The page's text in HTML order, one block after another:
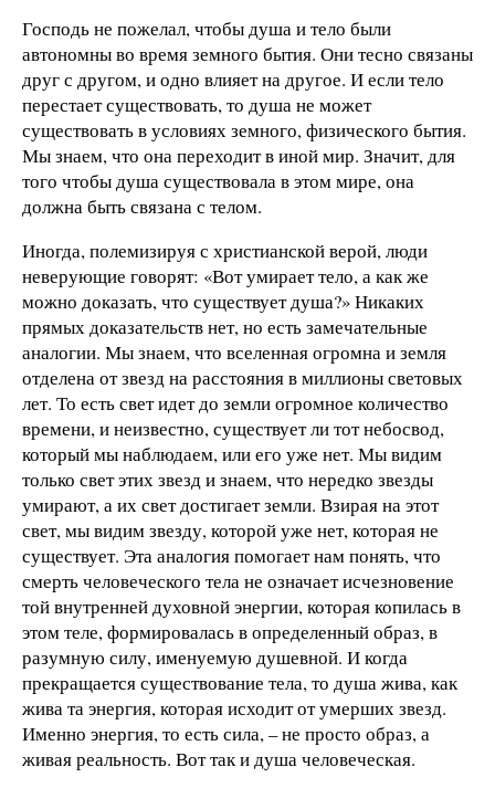
Господь не пожелал, чтобы душа и тело были
автономны во время земного бытия. Они тесно связаны
друг с другом, и одно влияет на другое. И если тело
перестает существовать, то душа не может
существовать в условиях земного, физического бытия.
Мы знаем, что она переходит в иной мир. Значит, для
того чтобы душа существовала в этом мире, она
должна быть связана с телом.
Иногда, полемизируя с христианской верой, люди
неверующие говорят: «Вот умирает тело, а как же
можно доказать, что существует душа?» Никаких
прямых доказательств нет, но есть замечательные
аналогии. Мы знаем, что вселенная огромна и земля
отделена от звезд на расстояния в миллионы световых
лет. То есть свет идет до земли огромное количество
времени, и неизвестно, существует ли тот небосвод,
который мы наблюдаем, или его уже нет. Мы видим
только свет этих звезд и знаем, что нередко звезды
умирают, а их свет достигает земли. Взирая на этот
свет, мы видим звезду, которой уже нет, которая не
существует. Эта аналогия помогает нам понять, что
смерть человеческого тела не означает исчезновение
той внутренней духовной энергии, которая копилась в
этом теле, формировалась в определенный образ, в
разумную силу, именуемую душевной. И когда
прекращается существование тела, то душа жива, как
жива та энергия, которая исходит от умерших звезд.
Именно энергия, то есть сила, – не просто образ, а
живая реальность. Вот так и душа человеческая.